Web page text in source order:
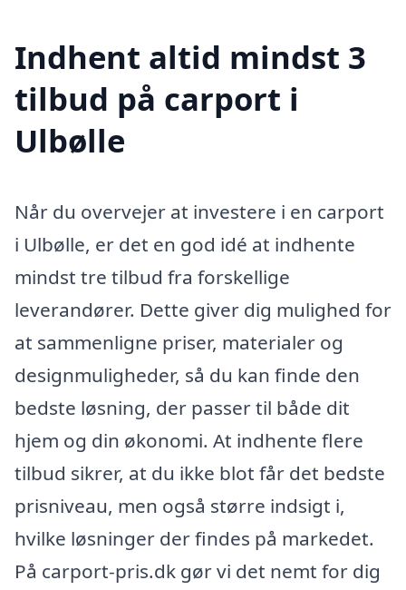
Indhent altid mindst 3
tilbud på carport i
Ulbølle
Når du overvejer at investere i en carport
i Ulbølle, er det en god idé at indhente
mindst tre tilbud fra forskellige
leverandører. Dette giver dig mulighed for
at sammenligne priser, materialer og
designmuligheder, så du kan finde den
bedste løsning, der passer til både dit
hjem og din økonomi. At indhente flere
tilbud sikrer, at du ikke blot får det bedste
prisniveau, men også større indsigt i,
hvilke løsninger der findes på markedet.
På carport-pris.dk gør vi det nemt for dig